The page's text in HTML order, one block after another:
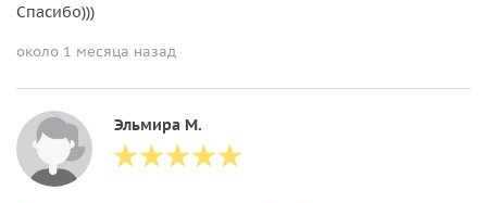
Спасибо)))
около 1 месяца назад
Эльмира М.